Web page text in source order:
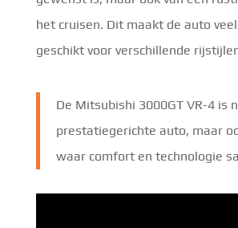
het cruisen. Dit maakt de auto
geschikt voor verschillende
De Mitsubishi 3000GT VR-4 is
prestatiegerichte auto, maar
waar comfort en technologie